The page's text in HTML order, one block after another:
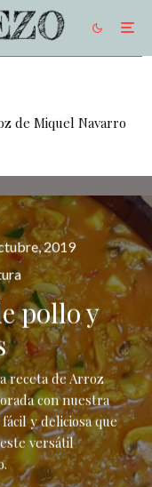
de Miquel Navarro
2019
pollo y
receta de Arroz
con nuestra
y deliciosa que
versátil